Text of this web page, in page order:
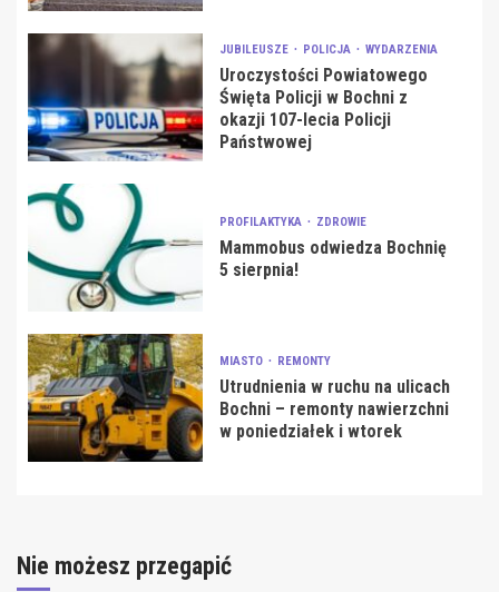
JUBILEUSZE POLICJA WYDARZENIA
Uroczystości Powiatowego
Święta Policji w Bochni z
okazji 107-lecia Policji
Państwowej
PROFILAKTYKA ZDROWIE
Mammobus odwiedza Bochnię
5 sierpnia!
MIASTO REMONTY
Utrudnienia w ruchu na ulicach
Bochni – remonty nawierzchni
w poniedziałek i wtorek
Nie możesz przegapić